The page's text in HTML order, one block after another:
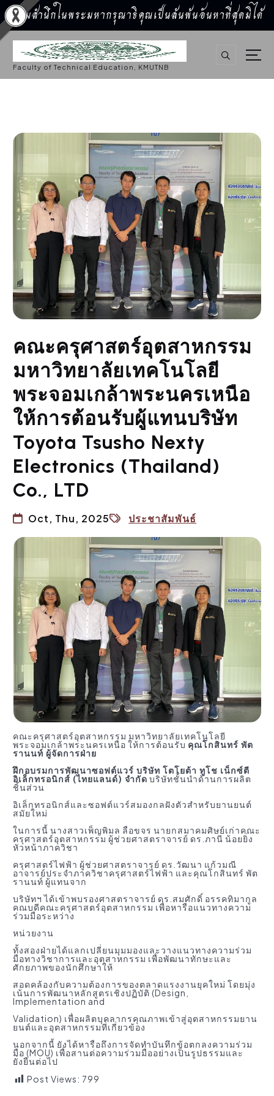
น้อมสำนึกในพระมหากรุณาธิคุณเป็นล้นพ้นอันหาที่สุดมิได้
S
k
o
Faculty of Technical Education, KMUTNB
คณะครุศาสตร์อุตสาหกรรม
มหาวิทยาลัยเทคโนโลยี
พระจอมเกล้าพระนครเหนือ
ให้การต้อนรับผู้แทนบริษัท
Toyota Tsusho Nexty
Electronics (Thailand)
Co., LTD
Oct, Thu, 2025 ประชาสัมพันธ์
คณะครุศาสตร์อุตสาหกรรม มหาวิทยาลัยเทคโนโลยี
พระจอมเกล้าพระนครเหนือ ให้การต้อนรับ คุณโกสินทร์ พัต
รานนท์ ผู้จัดการฝ่าย
ฝึกอบรมการพัฒนาซอฟต์แวร์ บริษัท โตโยต้า ทูโช เน็กซ์ตี
อิเล็กทรอนิกส์ (ไทยแลนด์) จำกัด บริษัทชั้นนำด้านการผลิต
ชิ้นส่วน
อิเล็กทรอนิกส์และซอฟต์แวร์สมองกลฝังตัวสำหรับยานยนต์
สมัยใหม่
ในการนี้ นางสาวเพ็ญพิมล ลือขจร นายกสมาคมศิษย์เก่าคณะ
ครุศาสตร์อุตสาหกรรม ผู้ช่วยศาสตราจารย์ ดร.ภานี น้อยยิ่ง
หัวหน้าภาควิชา
ครุศาสตร์ไฟฟ้า ผู้ช่วยศาสตราจารย์ ดร.วัฒนา แก้วมณี
อาจารย์ประจำภาควิชาครุศาสตร์ไฟฟ้า และคุณโกสินทร์ พัต
รานนท์ ผู้แทนจาก
บริษัทฯ ได้เข้าพบรองศาสตราจารย์ ดร.สมศักดิ์ อรรคทิมากูล
คณบดีคณะครุศาสตร์อุตสาหกรรม เพื่อหารือแนวทางความ
ร่วมมือระหว่าง
หน่วยงาน
ทั้งสองฝ่ายได้แลกเปลี่ยนมุมมองและวางแนวทางความร่วม
มือทางวิชาการและอุตสาหกรรม เพื่อพัฒนาทักษะและ
ศักยภาพของนักศึกษาให้
สอดคล้องกับความต้องการของตลาดแรงงานยุคใหม่ โดยมุ่ง
เน้นการพัฒนาหลักสูตรเชิงปฏิบัติ (Design,
Implementation and
Validation) เพื่อผลิตบุคลากรคุณภาพเข้าสู่อุตสาหกรรมยาน
ยนต์และอุตสาหกรรมที่เกี่ยวข้อง
นอกจากนี้ ยังได้หารือถึงการจัดทำบันทึกข้อตกลงความร่วม
มือ (MOU) เพื่อสานต่อความร่วมมืออย่างเป็นรูปธรรมและ
ยั่งยืนต่อไป
Post Views: 799